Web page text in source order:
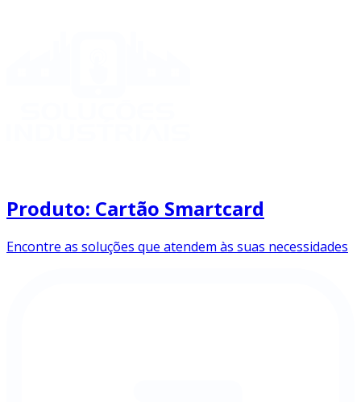
Produto: Cartão Smartcard
Encontre as soluções que atendem às suas necessidades